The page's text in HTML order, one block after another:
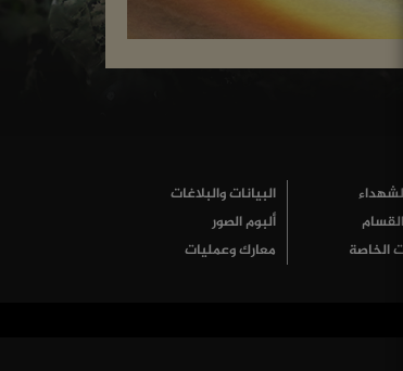
الخاصة
البيانات والبلاغات
ألبوم الصور
معارك وعمليات